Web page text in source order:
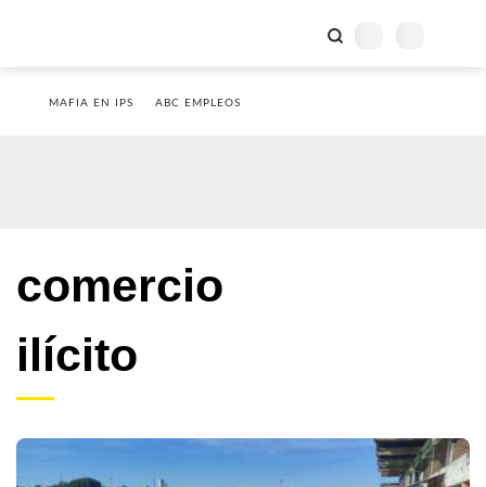
MAFIA EN IPS ABC EMPLEOS
comercio
ilícito